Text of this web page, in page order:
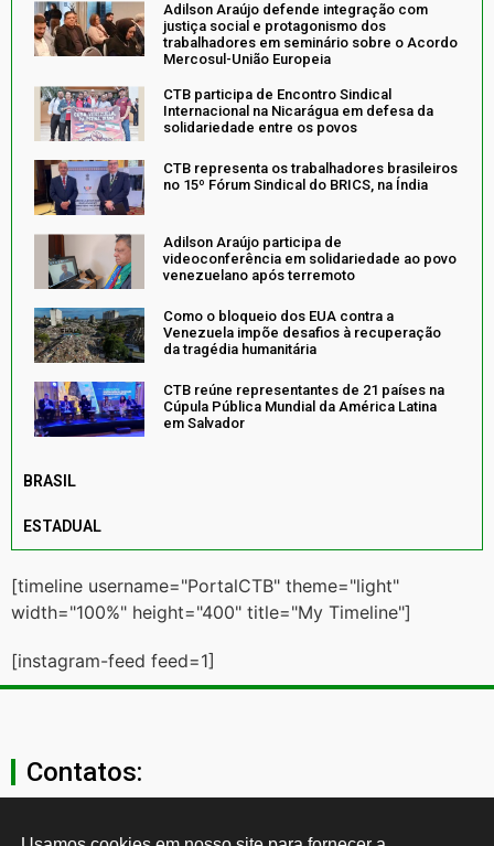
Adilson Araújo defende integração com
justiça social e protagonismo dos
trabalhadores em seminário sobre o Acordo
Mercosul-União Europeia
CTB participa de Encontro Sindical
Internacional na Nicarágua em defesa da
solidariedade entre os povos
CTB representa os trabalhadores brasileiros
no 15º Fórum Sindical do BRICS, na Índia
Adilson Araújo participa de
videoconferência em solidariedade ao povo
venezuelano após terremoto
Como o bloqueio dos EUA contra a
Venezuela impõe desafios à recuperação
da tragédia humanitária
CTB reúne representantes de 21 países na
Cúpula Pública Mundial da América Latina
em Salvador
BRASIL
ESTADUAL
[timeline username="PortalCTB" theme="light"
width="100%" height="400" title="My Timeline"]
[instagram-feed feed=1]
Contatos:
secgeral@ctb.org.br